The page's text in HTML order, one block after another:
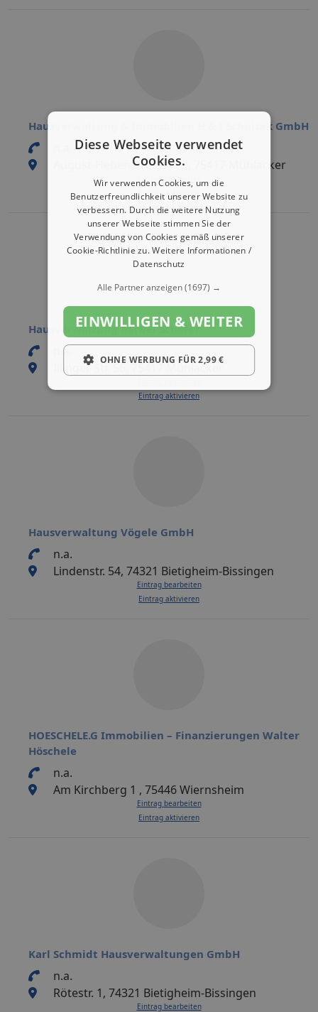
Hausverwaltung & Immobilien H & I Schulzek GmbH
August-Hebenstreit-Str. 9, 75417 Mühlacker
Eintrag bearbeiten
Eintrag aktivieren
Hausverwaltung Bärbel Schäfer
n.a.
Illinger Str. 56, 75417 Mühlacker
Eintrag aktivieren
Hausverwaltung Vögele GmbH
n.a.
Lindenstr. 54, 74321 Bietigheim-Bissingen
Eintrag bearbeiten
Eintrag aktivieren
HOESCHELE.G Immobilien – Finanzierungen Walter
Höschele
n.a.
Am Kirchberg 1 , 75446 Wiernsheim
Eintrag bearbeiten
Eintrag aktivieren
Karl Schmidt Hausverwaltungen GmbH
n.a.
Rötestr. 1, 74321 Bietigheim-Bissingen
Eintrag bearbeiten
Diese Webseite verwendet
Cookies.
Wir verwenden Cookies, um die
Benutzerfreundlichkeit unserer Website zu
verbessern. Durch die weitere Nutzung
unserer Webseite stimmen Sie der
Verwendung von Cookies gemäß unserer
Cookie-Richtlinie zu.Weitere Informationen /
Datenschutz
Alle Partner anzeigen(1697) →
EINWILLIGEN & WEITER
OHNE WERBUNG FÜR 2,99 €